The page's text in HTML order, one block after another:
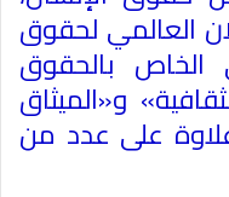
العالمي لحقوق
الخاص بالحقوق
و«الميثاق
على عدد من